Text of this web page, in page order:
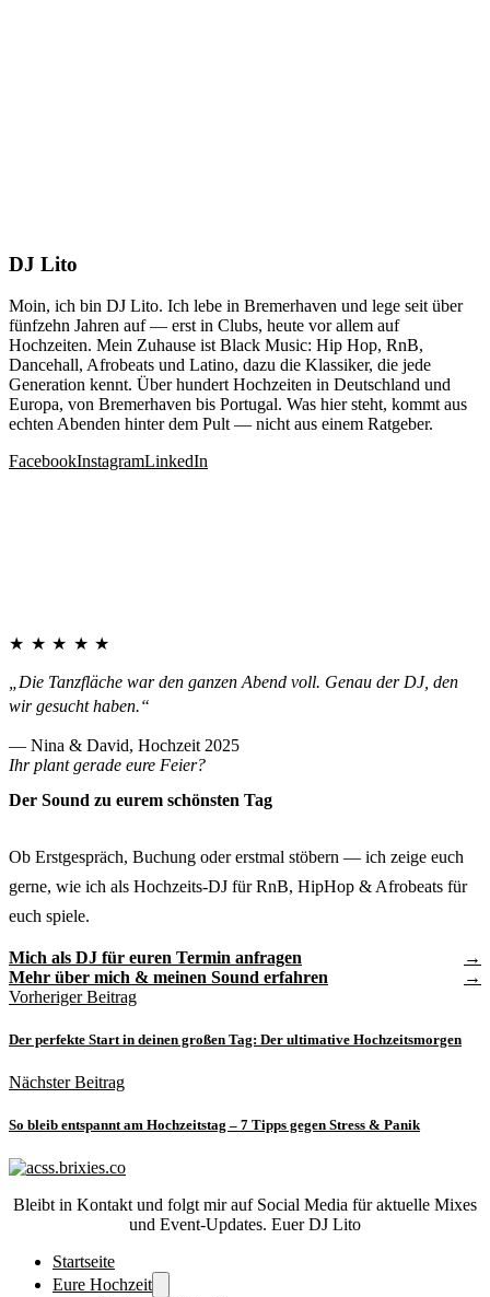
DJ Lito
Moin, ich bin DJ Lito. Ich lebe in Bremerhaven und lege seit über
fünfzehn Jahren auf — erst in Clubs, heute vor allem auf
Hochzeiten. Mein Zuhause ist Black Music: Hip Hop, RnB,
Dancehall, Afrobeats und Latino, dazu die Klassiker, die jede
Generation kennt. Über hundert Hochzeiten in Deutschland und
Europa, von Bremerhaven bis Portugal. Was hier steht, kommt aus
echten Abenden hinter dem Pult — nicht aus einem Ratgeber.
FacebookInstagramLinkedIn
★★★★★
„Die Tanzfläche war den ganzen Abend voll. Genau der DJ, den
wir gesucht haben.“
— Nina & David, Hochzeit 2025
Ihr plant gerade eure Feier?
Der Sound zu eurem schönsten Tag
Ob Erstgespräch, Buchung oder erstmal stöbern — ich zeige euch
gerne, wie ich als Hochzeits-DJ für RnB, HipHop & Afrobeats für
euch spiele.
Mich als DJ für euren Termin anfragen
Mehr über mich & meinen Sound erfahren
Vorheriger Beitrag
Der perfekte Start in deinen großen Tag: Der ultimative Hochzeitsmorgen
Nächster Beitrag
So bleib entspannt am Hochzeitstag – 7 Tipps gegen Stress & Panik
Bleibt in Kontakt und folgt mir auf Social Media für aktuelle Mixes
und Event-Updates. Euer DJ Lito
Startseite
Eure Hochzeit